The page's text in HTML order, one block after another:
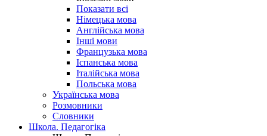
Показати всі
Німецька мова
Англійська мова
Інші мови
Французька мова
Іспанська мова
Італійська мова
Польська мова
Українська мова
Розмовники
Словники
Школа. Педагогіка